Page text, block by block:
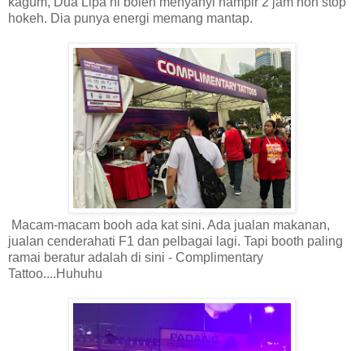
hokeh. Dia punya energi memang mantap.
Macam-macam booh ada kat sini. Ada jualan makanan,
jualan cenderahati F1 dan pelbagai lagi. Tapi booth paling
ramai beratur adalah di sini - Complimentary
Tattoo....Huhuhu